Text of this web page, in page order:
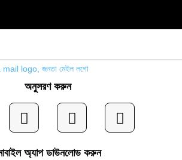
অনুসরণ করুন
অ্যাপ ডাউনলোড করুন